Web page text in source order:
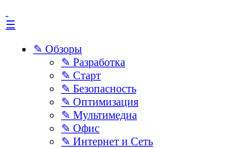
☰
✎ Обзоры
✎ Разработка
✎ Старт
✎ Безопасность
✎ Оптимизация
✎ Мультимедиа
✎ Офис
✎ Интернет и Сеть